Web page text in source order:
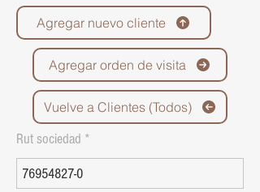
Agregar nuevo cliente
Agregar orden de visita
Vuelve a Clientes (Todos)
Rut sociedad